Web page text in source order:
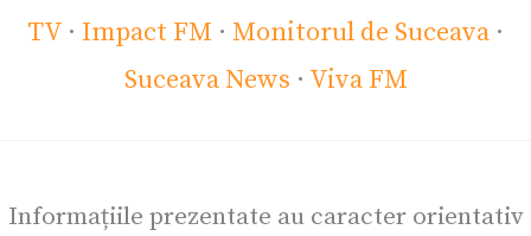
TV · Impact FM · Monitorul de Suceava ·
Suceava News · Viva FM
Informațiile prezentate au caracter orientativ